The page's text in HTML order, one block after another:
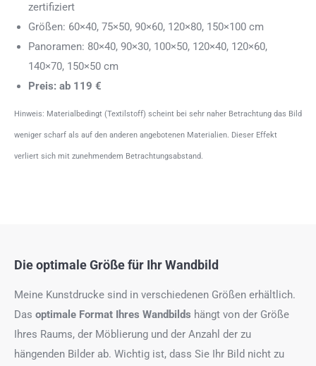
zertifiziert
Größen: 60×40, 75×50, 90×60, 120×80, 150×100 cm
Panoramen: 80×40, 90×30, 100×50, 120×40, 120×60,
140×70, 150×50 cm
Preis: ab 119 €
Hinweis: Materialbedingt (Textilstoff) scheint bei sehr naher Betrachtung das Bild
weniger scharf als auf den anderen angebotenen Materialien. Dieser Effekt
verliert sich mit zunehmendem Betrachtungsabstand.
Die optimale Größe für Ihr Wandbild
Meine Kunstdrucke sind in verschiedenen Größen erhältlich.
Das optimale Format Ihres Wandbilds hängt von der Größe
Ihres Raums, der Möblierung und der Anzahl der zu
hängenden Bilder ab. Wichtig ist, dass Sie Ihr Bild nicht zu